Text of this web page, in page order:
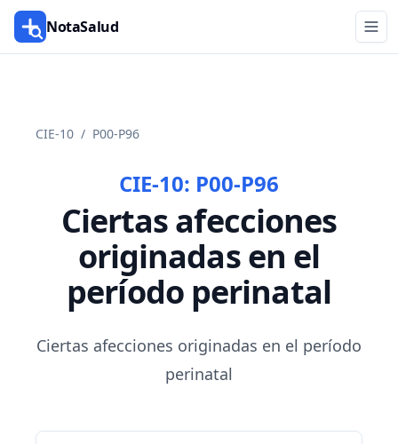
NotaSalud
CIE-10 / P00-P96
CIE-10: P00-P96
Ciertas afecciones
originadas en el
período perinatal
Ciertas afecciones originadas en el período
perinatal